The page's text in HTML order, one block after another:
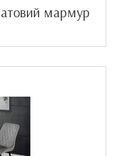
мармур